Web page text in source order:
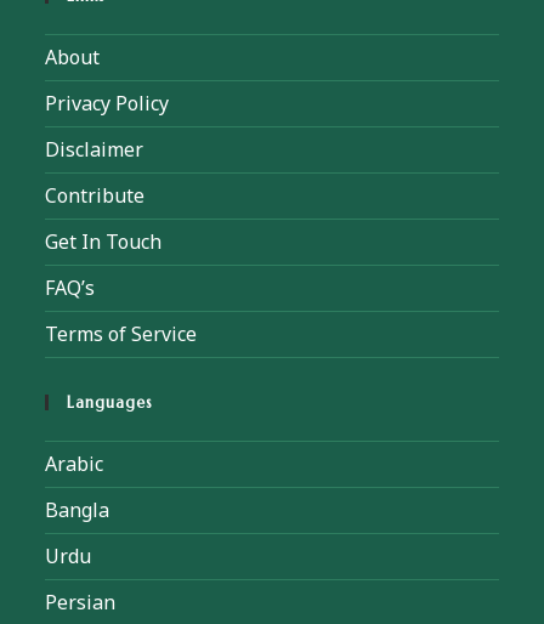
About
Privacy Policy
Disclaimer
Contribute
Get In Touch
FAQ’s
Terms of Service
Languages
Arabic
Bangla
Urdu
Persian